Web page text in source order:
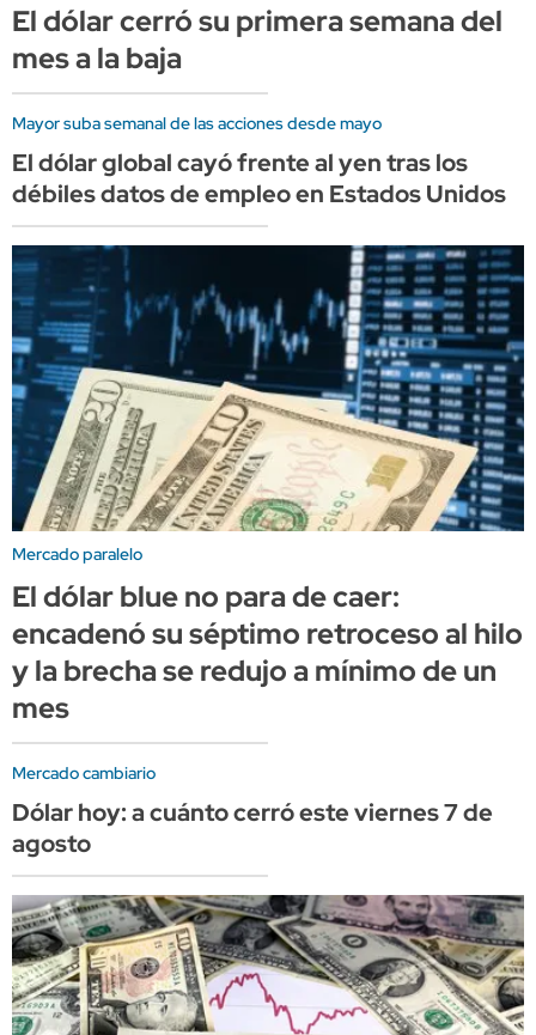
El dólar cerró su primera semana del
mes a la baja
Mayor suba semanal de las acciones desde mayo
El dólar global cayó frente al yen tras los
débiles datos de empleo en Estados Unidos
Mercado paralelo
El dólar blue no para de caer:
encadenó su séptimo retroceso al hilo
y la brecha se redujo a mínimo de un
mes
Mercado cambiario
Dólar hoy: a cuánto cerró este viernes 7 de
agosto